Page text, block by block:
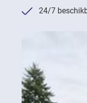
24/7